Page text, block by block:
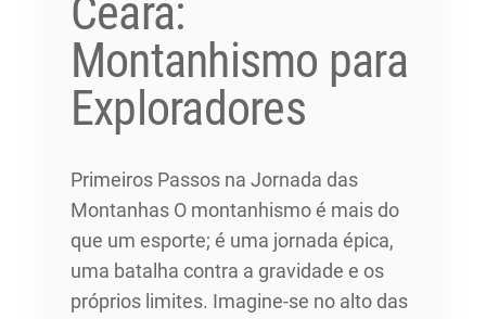
Ceará:
Montanhismo para
Exploradores
Primeiros Passos na Jornada das
Montanhas O montanhismo é mais do
que um esporte; é uma jornada épica,
uma batalha contra a gravidade e os
próprios limites. Imagine-se no alto das